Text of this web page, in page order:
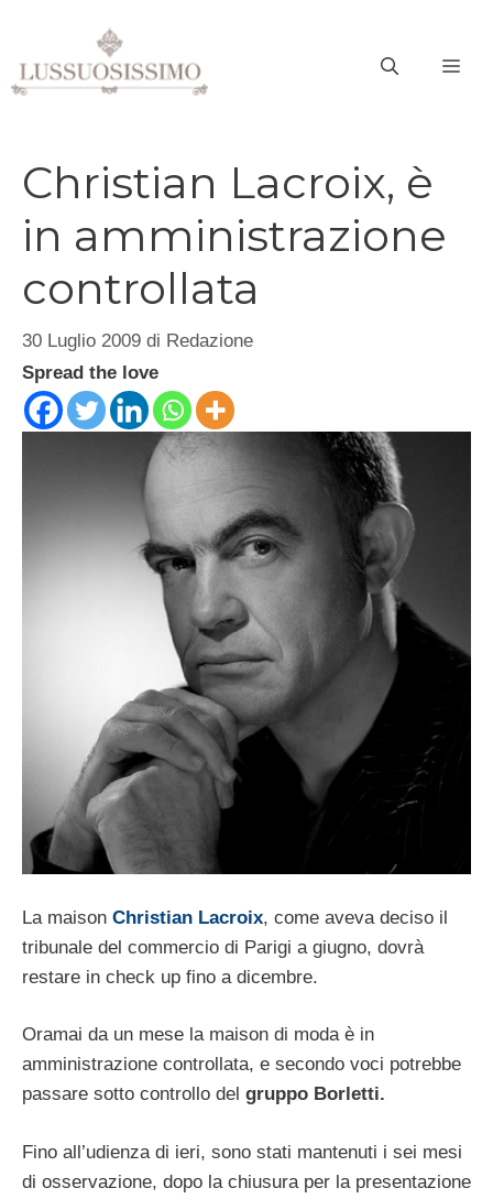
contenuto
Christian Lacroix, è
in amministrazione
controllata
30 Luglio 2009 di Redazione
Spread the love
La maison Christian Lacroix, come aveva deciso il
tribunale del commercio di Parigi a giugno, dovrà
restare in check up fino a dicembre.
Oramai da un mese la maison di moda è in
amministrazione controllata, e secondo voci potrebbe
passare sotto controllo del gruppo Borletti.
Fino all’udienza di ieri, sono stati mantenuti i sei mesi
di osservazione, dopo la chiusura per la presentazione